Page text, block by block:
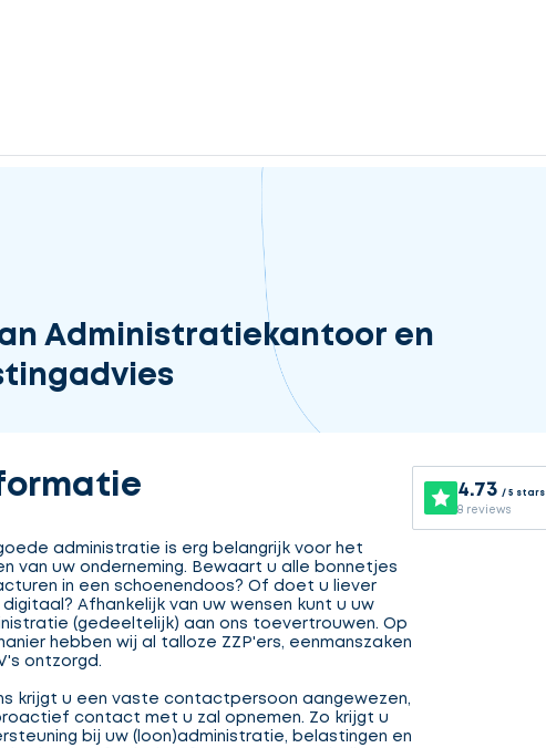
Administratiekantoor en
4.73 / 5 stars
8 reviews
administratie is erg belangrijk voor het
van uw onderneming. Bewaart u alle bonnetjes
in een schoenendoos? Of doet u liever
digitaal? Afhankelijk van uw wensen kunt u uw
(gedeeltelijk) aan ons toevertrouwen. Op
hebben wij al talloze ZZP'ers, eenmanszaken
ontzorgd.
krijgt u een vaste contactpersoon aangewezen,
contact met u zal opnemen. Zo krijgt u
bij uw (loon)administratie, belastingen en